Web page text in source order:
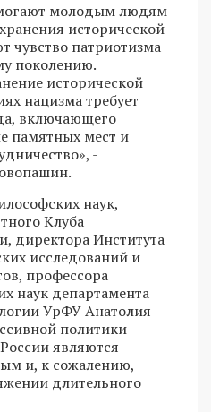
молодым людям
исторической
чувство патриотизма
поколению.
исторической
нацизма требует
включающего
памятных мест и
-
наук,
Клуба
директора Института
исследований и
профессора
наук департамента
УрФУ Анатолия
политики
являются
и, к сожалению,
длительного